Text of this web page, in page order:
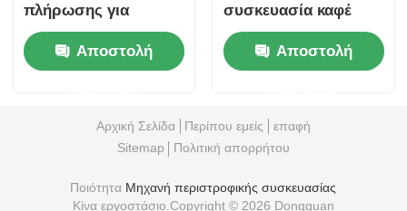
πλήρωσης για
τρόφιμα κόκκοι καφέ
Αποστολή
συσκευασία καφέ
μηχανή συσκευασία
σκόνης μπαχαρικών
πολλαπλής
Αποστολή
Αρχική Σελίδα Περίπου εμείς
επαφή
Sitemap
Πολιτική απορρήτου
Ποιότητα Μηχανή περιστροφικής συσκευασίας
Κίνα εργοστάσιο.Copyright © 2026 Dongguan